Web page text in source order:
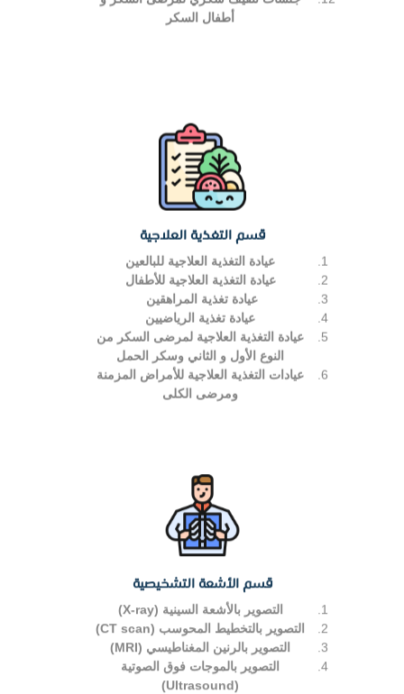
أطفال السكر
قسم التغذية العلاجية
عيادة التغذية العلاجية للبالعين
عيادة التغذية العلاجية للأطفال
عيادة تغذية المراهقين
عيادة تغذية الرياضيين
عيادة التغذية العلاجية لمرضى السكر من
النوع الأول و الثاني وسكر الحمل
عيادات التغذية العلاجية للأمراض المزمنة
ومرضى الكلى
قسم الأشعة التشخيصية
التصوير بالأشعة السينية (X-ray)
التصوير بالتخطيط المحوسب (CT scan)
التصوير بالرنين المغناطيسي (MRI)
التصوير بالموجات فوق الصوتية
(Ultrasound)